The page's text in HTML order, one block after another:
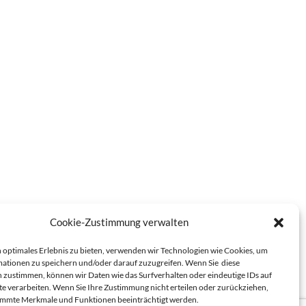
Cookie-Zustimmung verwalten
optimales Erlebnis zu bieten, verwenden wir Technologien wie Cookies, um
zu speichern und/oder darauf zuzugreifen. Wenn Sie diese
zustimmen, können wir Daten wie das Surfverhalten oder eindeutige IDs auf
verarbeiten. Wenn Sie Ihre Zustimmung nicht erteilen oder zurückziehen,
Merkmale und Funktionen beeinträchtigt werden.